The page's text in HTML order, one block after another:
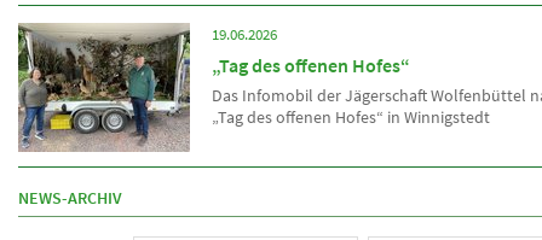
19.06.2026
„Tag des offenen Hofes“
Das Infomobil der Jägerschaft Wolfenbüttel
„Tag des offenen Hofes“ in Winnigstedt
NEWS-ARCHIV